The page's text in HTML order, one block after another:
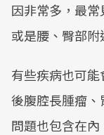
因非常多，最常
或是腰、臀部附
有些疾病也可
後腹腔長腫瘤
問題也包含在